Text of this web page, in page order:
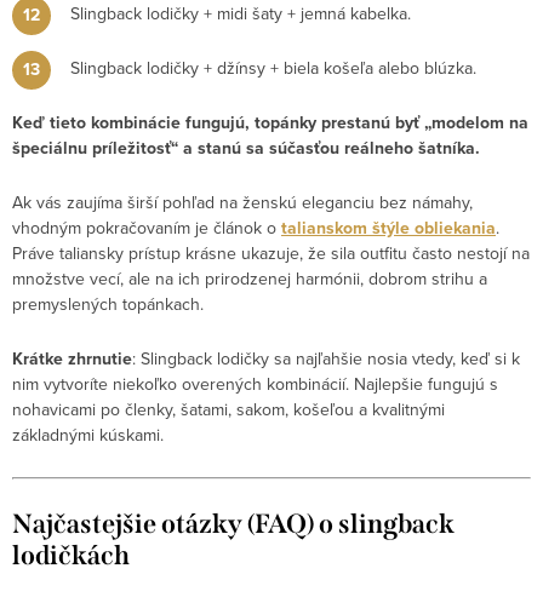
Slingback lodičky + midi šaty + jemná kabelka.
Slingback lodičky + džínsy + biela košeľa alebo blúzka.
Keď tieto kombinácie fungujú, topánky prestanú byť „modelom na
špeciálnu príležitosť“ a stanú sa súčasťou reálneho šatníka.
Ak vás zaujíma širší pohľad na ženskú eleganciu bez námahy,
vhodným pokračovaním je článok o talianskom štýle obliekania.
Práve taliansky prístup krásne ukazuje, že sila outfitu často nestojí na
množstve vecí, ale na ich prirodzenej harmónii, dobrom strihu a
premyslených topánkach.
Krátke zhrnutie: Slingback lodičky sa najľahšie nosia vtedy, keď si k
nim vytvoríte niekoľko overených kombinácií. Najlepšie fungujú s
nohavicami po členky, šatami, sakom, košeľou a kvalitnými
základnými kúskami.
Najčastejšie otázky (FAQ) o slingback
lodičkách